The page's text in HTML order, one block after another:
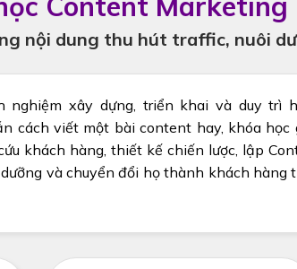
nội dung thu hút traffic, nuôi
nghiệm xây dựng, triển khai và duy trì
cách viết một bài content hay, khóa học
khách hàng, thiết kế chiến lược, lập
và chuyển đổi họ thành khách hàng